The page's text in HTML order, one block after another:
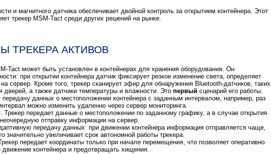
и магнитного датчика обеспечивает двойной контроль за открытием контейнера. Этот
трекер MSM-Tact среди других решений на рынке.
ТРЕКЕРА АКТИВОВ
Tact может быть установлен в контейнерах для хранения оборудования. Он
при открытии контейнера датчик фиксирует резкое изменение света, определяет
сервер. Кроме того, трекер сканирует эфир для обнаружения Bluetooth-датчиков, таких
дверей, а также датчики температуры и влажности. Это первый сценарий его работы.
передачу данных о местоположении контейнера с заданным интервалом, например, раз
можно изменить удаленно через сервер мониторинга.
передает данные о местоположении по заданному графику, а в случае открытия
отправку информации на сервер.
передачу данных: при движении контейнера информация отправляется чаще,
увеличивает срок автономной работы трекера.
передает координаты только при начале перемещения, что позволяет оперативно
движение контейнера и предотвращать хищения.